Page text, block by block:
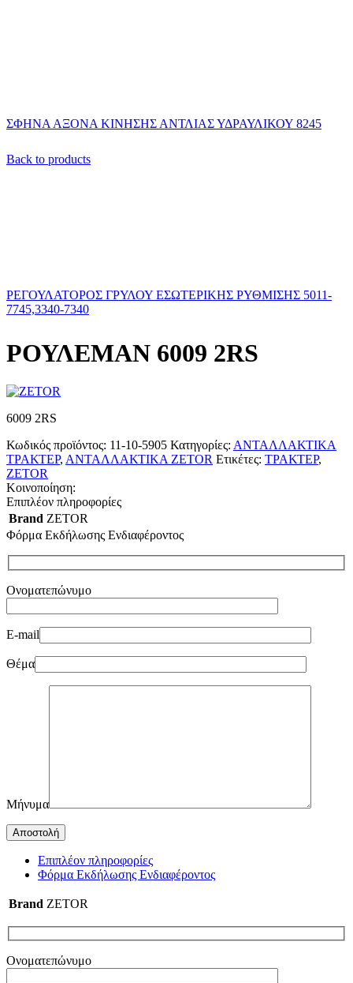
ΣΦΗΝΑ ΑΞΟΝΑ ΚΙΝΗΣΗΣ ΑΝΤΛΙΑΣ ΥΔΡΑΥΛΙΚΟΥ 8245
Back to products
ΡΕΓΟΥΛΑΤΟΡΟΣ ΓΡΥΛΟΥ ΕΣΩΤΕΡΙΚΗΣ ΡΥΘΜΙΣΗΣ 5011-
7745,3340-7340
ΡΟΥΛΕΜΑΝ 6009 2RS
6009 2RS
Κωδικός προϊόντος: 11-10-5905 Κατηγορίες: ΑΝΤΑΛΛΑΚΤΙΚΑ
ΤΡΑΚΤΕΡ, ΑΝΤΑΛΛΑΚΤΙΚΑ ZETOR Ετικέτες: ΤΡΑΚΤΕΡ,
ZETOR
Κοινοποίηση:
Επιπλέον πληροφορίες
Brand ZETOR
Φόρμα Εκδήλωσης Ενδιαφέροντος
Ονοματεπώνυμο
E-mail
Θέμα
Μήνυμα
Επιπλέον πληροφορίες
Φόρμα Εκδήλωσης Ενδιαφέροντος
Brand ZETOR
Ονοματεπώνυμο